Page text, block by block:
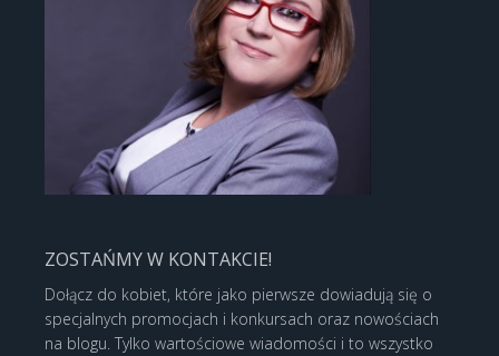
ZOSTAŃMY W KONTAKCIE!
Dołącz do kobiet, które jako pierwsze dowiadują się o
specjalnych promocjach i konkursach oraz nowościach
na blogu. Tylko wartościowe wiadomości i to wszystko